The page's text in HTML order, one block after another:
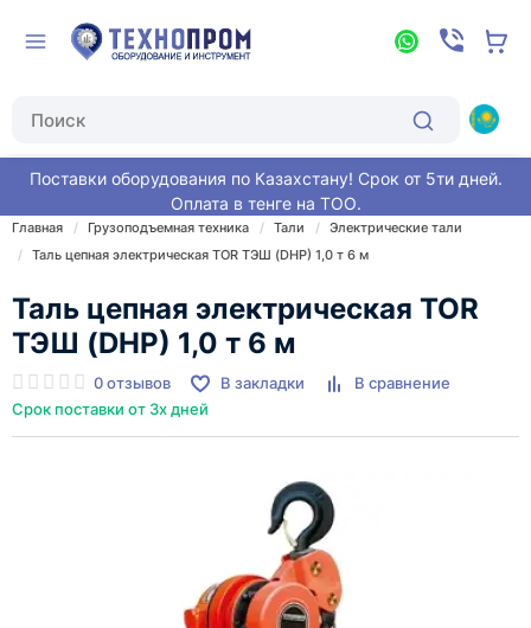
Поставки оборудования по Казахстану! Срок от 5ти дней.
Оплата в тенге на ТОО.
Главная Грузоподъемная техника Тали
Электрические тали
Таль цепная электрическая TOR ТЭШ (DHP) 1,0 т 6 м
Таль цепная электрическая TOR
ТЭШ (DHP) 1,0 т 6 м
0 отзывов В закладки
В сравнение
Срок поставки от 3х дней